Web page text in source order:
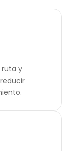
ruta y